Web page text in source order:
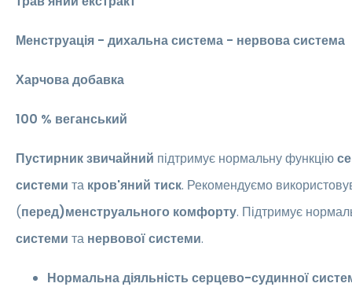
Менструація - дихальна система - нервова система
Харчова добавка
100 % веганський
Пустирник звичайний підтримує нормальну функцію
системи та кров'яний тиск. Рекомендуємо
(перед)менструального комфорту. Підтримує
системи та нервової системи.
Нормальна діяльність серцево-судинної